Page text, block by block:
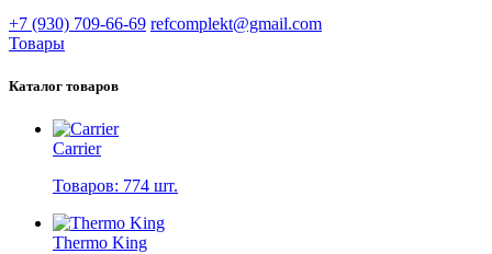
+7 (930) 709-66-69 refcomplekt@gmail.com
Товары
Каталог товаров
Carrier
Товаров: 774 шт.
Thermo King